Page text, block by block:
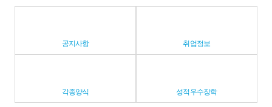
공지사항 취업정보
각종양식 성적우수장학